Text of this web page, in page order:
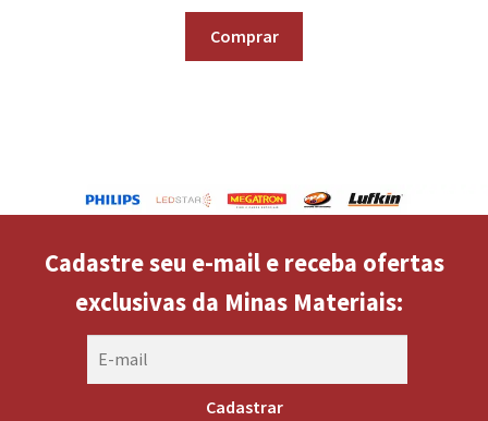
Comprar
Cadastre seu e-mail e receba ofertas
exclusivas da Minas Materiais: